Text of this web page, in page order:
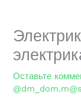
Оставьте